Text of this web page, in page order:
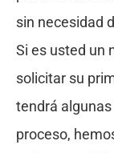
sin necesidad
Si es usted un
solicitar su
tendrá algunas
proceso,